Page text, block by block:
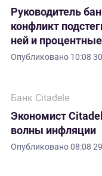
Руководитель
конфликт
ней и
Опубликовано 10:08
Банк Citadele
Экономист
волны инфляции
Опубликовано08:08